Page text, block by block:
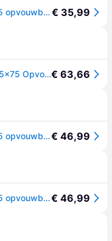
StudioKing opnametent ls-ff75 75x75 opvouwbaar€ 35,99
Studioking Ontvangsttent LS-FF75 75x75 Opvouwbaar (75cm), Achtergrondsystemen, Blauw, Rood, Wit, Zwart, Veelkleurig€ 63,66
StudioKing opnametent ls-ff75 75x75 opvouwbaar€ 46,99
StudioKing opnametent ls-ff75 75x75 opvouwbaar€ 46,99